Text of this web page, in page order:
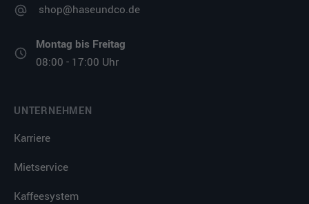
shop@haseundco.de
Montag bis Freitag
08:00 - 17:00 Uhr
UNTERNEHMEN
Karriere
Mietservice
Kaffeesystem